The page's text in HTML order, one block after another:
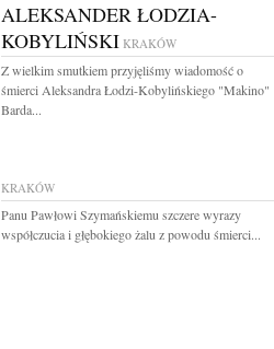
ALEKSANDER ŁODZIA-
KOBYLIŃSKI KRAKÓW
Z wielkim smutkiem przyjęliśmy wiadomość o
śmierci Aleksandra Łodzi-Kobylińskiego "Makino"
Barda...
KRAKÓW
Panu Pawłowi Szymańskiemu szczere wyrazy
współczucia i głębokiego żalu z powodu śmierci...